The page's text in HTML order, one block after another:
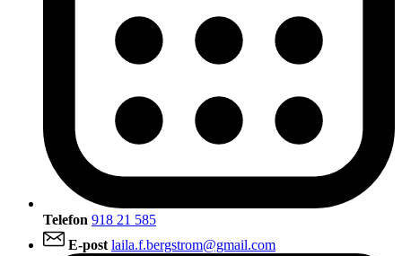
Telefon 918 21 585
E-post laila.f.bergstrom@gmail.com